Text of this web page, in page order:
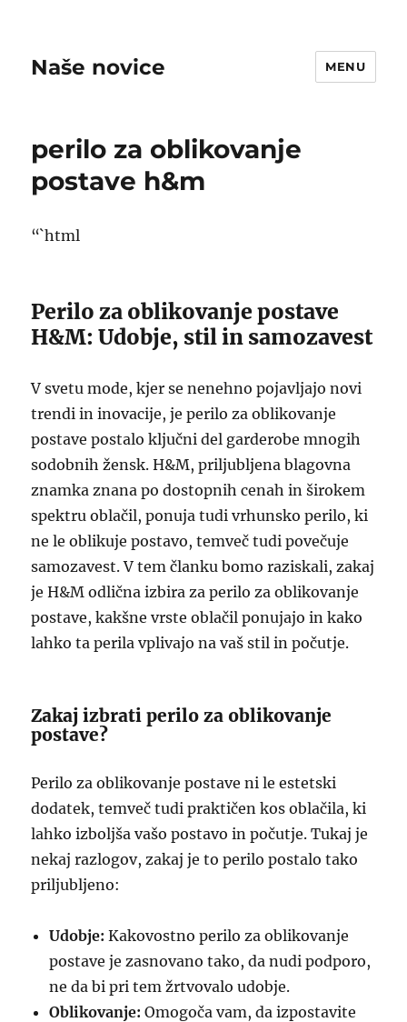
Naše novice MENU
perilo za oblikovanje
postave h&m
“`html
Perilo za oblikovanje postave
H&M: Udobje, stil in samozavest
V svetu mode, kjer se nenehno pojavljajo novi
trendi in inovacije, je perilo za oblikovanje
postave postalo ključni del garderobe mnogih
sodobnih žensk. H&M, priljubljena blagovna
znamka znana po dostopnih cenah in širokem
spektru oblačil, ponuja tudi vrhunsko perilo, ki
ne le oblikuje postavo, temveč tudi povečuje
samozavest. V tem članku bomo raziskali, zakaj
je H&M odlična izbira za perilo za oblikovanje
postave, kakšne vrste oblačil ponujajo in kako
lahko ta perila vplivajo na vaš stil in počutje.
Zakaj izbrati perilo za oblikovanje
postave?
Perilo za oblikovanje postave ni le estetski
dodatek, temveč tudi praktičen kos oblačila, ki
lahko izboljša vašo postavo in počutje. Tukaj je
nekaj razlogov, zakaj je to perilo postalo tako
priljubljeno:
Udobje: Kakovostno perilo za oblikovanje
postave je zasnovano tako, da nudi podporo,
ne da bi pri tem žrtvovalo udobje.
Oblikovanje: Omogoča vam, da izpostavite